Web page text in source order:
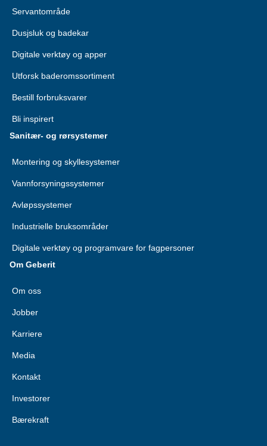
Servantområde
Dusjsluk og badekar
Digitale verktøy og apper
Utforsk baderomssortiment
Bestill forbruksvarer
Bli inspirert
Sanitær- og rørsystemer
Montering og skyllesystemer
Vannforsyningssystemer
Avløpssystemer
Industrielle bruksområder
Digitale verktøy og programvare for fagpersoner
Om Geberit
Om oss
Jobber
Karriere
Media
Kontakt
Investorer
Bærekraft